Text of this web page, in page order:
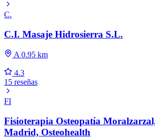
C.
C.I. Masaje Hidrosierra S.L.
A 0.95 km
4.3
15 reseñas
FI
Fisioterapia Osteopatía
Madrid, Osteohealth